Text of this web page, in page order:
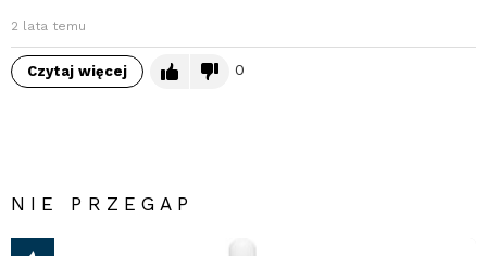
2 lata temu
Czytaj więcej 0
NIE PRZEGAP